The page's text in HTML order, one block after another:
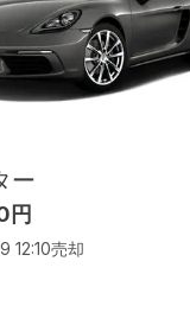
ー
円
12:10売却